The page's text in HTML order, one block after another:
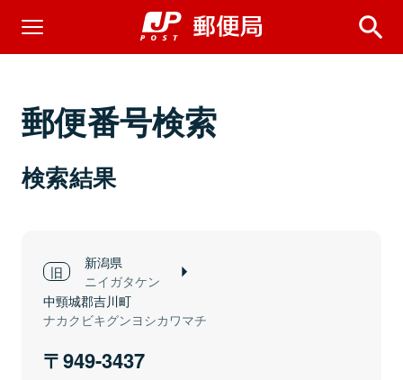
郵便番号検索
検索結果
新潟県
ニイガタケン
中頸城郡吉川町
ナカクビキグンヨシカワマチ
949-3437